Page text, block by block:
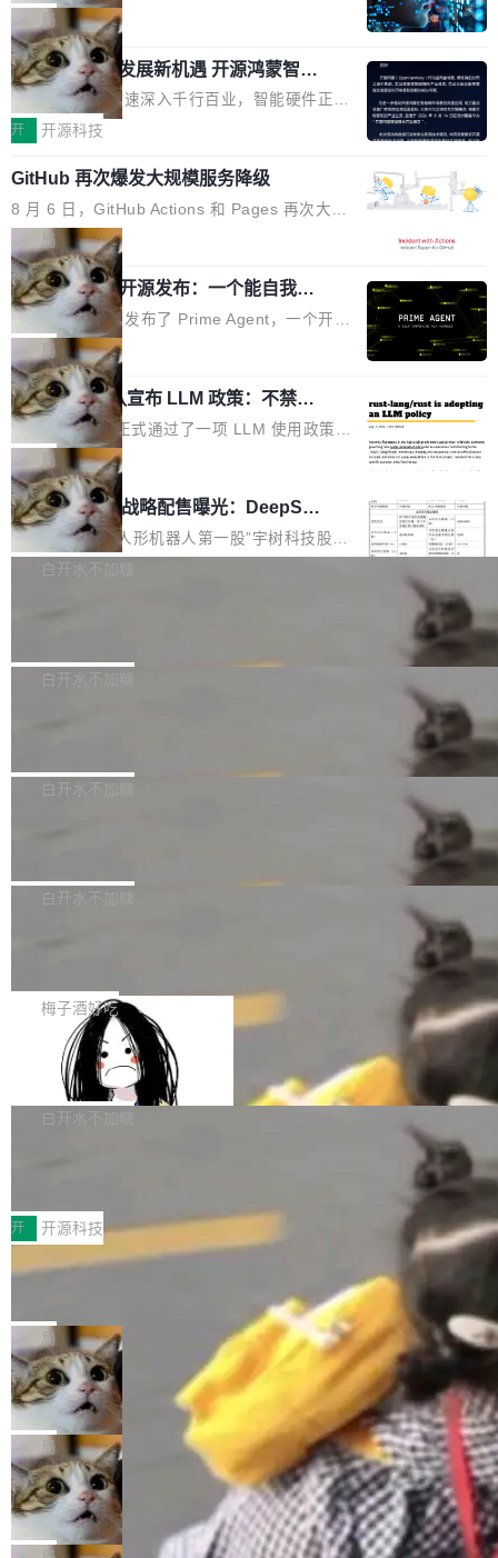
Agency年度合辑的观察指出,“产品”这个离消费
者最近的载体,在整个品牌营销层面的权重显著变
高了。全域营销服务商的竞争正在从规模转向深
度,案例厚度、全域覆盖、多线协同...
破的事实。 Jordan 随后补充了一句软化声明：
「我不认为这些会议上大部分论文都在过度宣传
或造假。问题是，作为读者，如果你筛选出那些
看起来最令人兴奋的论文，那它们大部分都是过
度宣传的。」 这才是真正的痛点。不是所有论文
都有问题，是最吸引眼球的那批论文最有问题。
他引用的帖子来自 Mathew Shen，一位 ICLR 2
026 的读者：「看了篇 ...
这句话不是来自某个技术博客，而是出自 Hieu
Pham 的一条推文。Hieu Pham 是谁？他是 xAI
的早期工程师之一，在 Grok 训练基础设施团队
工作过。近日他在 X 上发了一条帖子，列出了他
认为现代 AI 领域最重要的三个开源项目。 第一
理由很具体。FA 系列不需要解释，但 FA2 是他
认为最重要的一个——复杂度恰到好处，刚好能
驱动你去学 CuTe，但还没被那些"邪恶的" Hopp
er++ 优化所淹没，足够容易修改和适配。 更关
键的是 FA2 的持久性...
局
共商智能硬件发展新机遇 开源鸿蒙智能
硬件开发者日杭州站即将举行
随着万物智联加速深入千行百业，智能硬件正从
单点设备迈向智能化、网联化、协同化发展。作
鸿蒙通过统一技术底座和分布式能力，为不同类
型智能设备的开发、连接与互联提供关键支撑，
也为产业链企业探索产品创新与商业增长打开新
的空间。 8月14日，开源鸿蒙智能硬件开发者日
（OHDD：OpenHarmony Hardware Develope
r Day）将在杭州启航。活动面向智能硬件产业
链企业和开发者，邀请行业专家与资深技术顾
问，围绕开源鸿蒙技术能力、设备适配、芯片适
配、功耗与稳定性调优、兼容性测评及统一互联
等内容展开系统讲解和实战交流，帮助企业进一
步了解开源鸿蒙在智能...
开 开源科技
GitHub 再次爆发大规模服务降级
8 月 6 日，GitHub Actions 和 Pages 再次大规
模服务降级，Actions 完全不可用超过 5 小时，
webhook 停发，连自托管 runner 也因调度层故
障无法工作。Pages、Copilot code review、C
opilot coding agent 全部受影响。从检测到完全
恢复，大约 12 小时。 这是 2026 年 8 月的第六
起事故，其中四起与 AI/Copilot 服务相关。 Git
Hub 员工 kdaigle 在 HN 讨论中贴出了一组数
据：2025 年全年 10 亿次 commit。现在，每周
2.75 亿次，全年预计 140 亿次。GitHub...
局
Prime Agent 开源发布：一个能自我改
进的编程 Agent，ARC-AGI 3 超越人类
专家基线
Prime Intellect 发布了 Prime Agent，一个开源
的编程 Agent Harness，核心设计围绕两个抽
象：Recursive Language Model（RLM）和 C
ontinual Harness。在 ARC-AGI 3 基准测试
上，Prime Agent + Opus 5 的组合达到了 95.
5% RHAE Best@1，超过了 ARC 报告的人类专
家基线 95.4%。 不是又一个 coding agent 包装
器 Prime Agent 的架构和市面上大多数 coding
agent 有本质区别。大多数 agent harness 的设
计是基于早期模型的能力—...
局
Rust 项目团队宣布 LLM 政策：不禁
止，但你要承认哪些代码不是你写的
Rust 语言项目正式通过了一项 LLM 使用政策，
覆盖 rust-lang/rust 单一仓库的代码贡献。这不
是项目级别的官方立场，目前由五个团队采纳，
但它可能是主流开源项目中关于 AI 辅助贡献最
细致的一份规则。 政策的核心只有一句话：LLM
可以用来分析、提炼、审阅、建议，但不能用来
不得生成涉及安全性的关键变更，除非作者本身
局
宇树科技 IPO 战略配售曝光：DeepSe
ek 获配 93.3 万股，锁定 36 个月
8月6日晚间，“人形机器人第一股”宇树科技股份
有限公司披露IPO发行价格及战略配售结果，杭
36个月。 公告显示，本次宇树科技战略配售对
员工参与设立的专项资产管理计划。其中，Dee
获配9...
白开水不加糖
Bug fixes and enhancements 修复多次传递同
一个回归问题，该问题导致拉取镜像时会拒绝包
题，该问题可能导致在旧版 Linux 内核...
白开水不加糖
e 孵化器项目管理委员会（IPMC）投票中获得
P）！这一里程碑不仅标志着 Fluss 迈入新的发
白开水不加糖
长期停止内容更新，未能实现其作为“AI版维基百
提交的编辑请求也长期处于待处理状态。 Groki
pedia 于去年底上线，定位为由人工智能生成内
容的百科平台，被马斯克视为传统众包百科网站
维基百科的替代方案。Lawfare 调查发现，无论
热门页面还是低关注度页面，均未出现近期更
白开水不加糖
是这样的：配 MessageSource 的 Bean、写 R
eloadableResourceBundleMessageSource、
声明 LocaleResolver、注册 LocaleChangeInt
erceptor…五六步之后才能看到第一行翻译文
本。 Solon 换了个方式。整个 i18n 模块围绕三
梅子酒好吃
Apache Doris 4.1 全面增强 Iceberg：
支持 UPDATE、MERGE INTO 与 Iceb
erg V3
Apache Doris 4.1 要补齐的，正是缺失的那一
半。在已有查询能力的基础上，Doris 进一步支
常维护操作，并完整支持 Iceberg V3 格式。
白开水不加糖
村国家自主创新示范区会议中心开幕。本届大会
由中关村智联软件服务业质量创新联盟主办，以
“智构可信·质创未来——AI原生时代的质量新范
式”为主题，直面AI从实验室走向规模化产业落地
的核心质量命题。会上，《2026智能研发生产力
工具选型手册》发布，Testin云测的Testin XAge
nt智能测试系统入选AI测试领域代表产品。对CI
O而言，这提示了一个转变：AI测试正在从效率
工具升级为企业的质量基础设施。 CIO面对的新
现实 过去两年，CIO们的焦虑清单上多了两项：
一是如何让大模型和智能体应用安全地从PoC走
向生产，二是如何让测试团队跟得上AI应用...
开 开源科技
让非法状态不可表示：一篇关于 ADT
有一种东西，一旦用过就回不去了。Alex Fedos
eev 管它叫"软件设计的基石"。 他说的东西不新
鲜——代数数据类型（ADT），尤其是和类型
（sum type）。但他说清楚了一件事：这不是类
型系统的学术体操，是日常编码的思维方式。 文
章从一个简单的例子切入。一个网站的深色主题
设置，如果用布尔值 + 可空字段来表示——bool
ean 表示是否可切换，nullable 的默认模式、浅
色方案、深色方案——会产生大量无意义的组
合。方案缺了、配置冲突了、全 null 了。要知道
局
Cloudflare 开源内部企业 AI 平台 Clou
dflare OS
Cloudflare 发布了一个开源项目 Cloudflare O
S。如果你只看官方博客，你会觉得这是又一
个"AI 知识库 + 聊天机器人"——每个大厂都在
做，没什么新鲜的。 但 Kenton Varda 在 Twitte
r 上把事情说清楚了： 今天我们发布了 Cloudfla
re OS，一个带连接器的聊天机器人，跟其他所
局
Deno 团队开源 Celld，可自托管的分
布式 Durable Objects
Ryan Dahl 领导的 Deno 团队推出了最新开源项
目 Celld，一个能在自己机器上运行 Cloudflare